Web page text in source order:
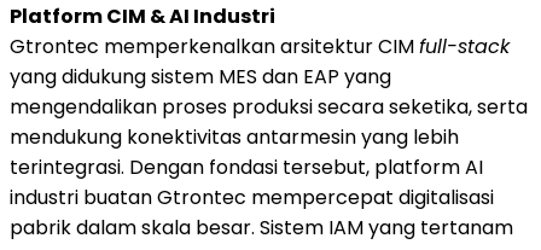
Platform CIM & AI Industri
Gtrontec memperkenalkan arsitektur CIMfull-stack
yang didukung sistem MES dan EAP yang
mengendalikan proses produksi secara seketika, serta
mendukung konektivitas antarmesin yang lebih
terintegrasi. Dengan fondasi tersebut, platform AI
industri buatan Gtrontec mempercepat digitalisasi
pabrik dalam skala besar. Sistem IAM yang tertanam